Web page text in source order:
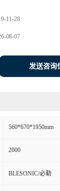
11-28
08-07
发送咨询
560*670*1950mm
2000
BLESONIC/必勒